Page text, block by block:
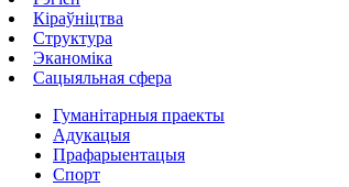
Кіраўніцтва
Структура
Эканоміка
Сацыяльная сфера
Гуманітарныя праекты
Адукацыя
Прафарыентацыя
Спорт